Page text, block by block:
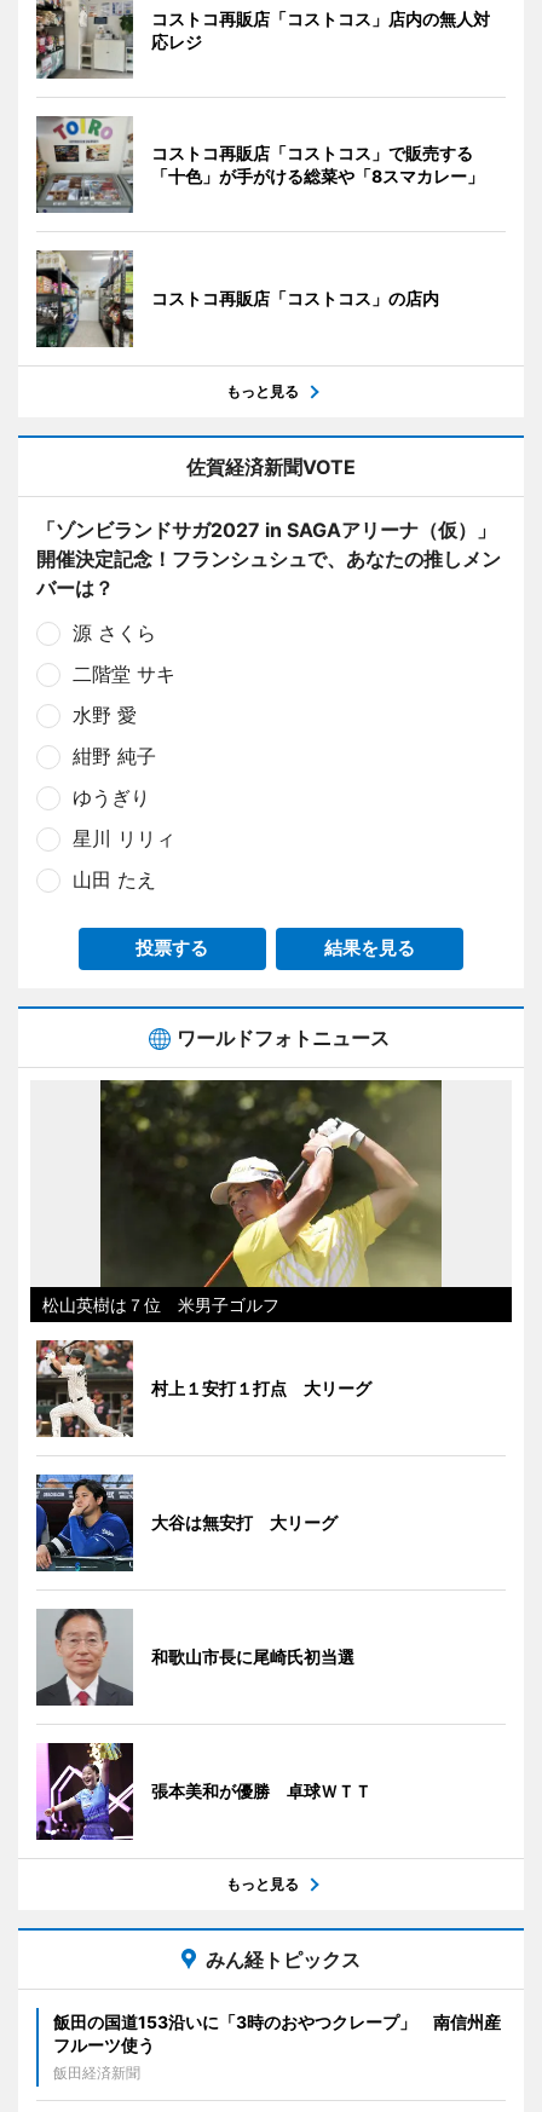
コストコ再販店「コストコス」店内の無人対
応レジ
コストコ再販店「コストコス」で販売する
「十色」が手がける総菜や「8スマカレー」
コストコ再販店「コストコス」の店内
もっと見る
佐賀経済新聞VOTE
「ゾンビランドサガ2027 in SAGAアリーナ（仮）」
開催決定記念！フランシュシュで、あなたの推しメン
バーは？
源 さくら
二階堂 サキ
水野 愛
紺野 純子
ゆうぎり
星川 リリィ
山田 たえ
投票する 結果を見る
ワールドフォトニュース
松山英樹は７位 米男子ゴルフ
村上１安打１打点 大リーグ
大谷は無安打 大リーグ
和歌山市長に尾崎氏初当選
張本美和が優勝 卓球ＷＴＴ
もっと見る
みん経トピックス
飯田の国道153沿いに「3時のおやつクレープ」 南信州産
フルーツ使う
飯田経済新聞